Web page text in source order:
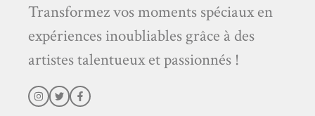
Transformez vos moments spéciaux en
expériences inoubliables grâce à des
artistes talentueux et passionnés !